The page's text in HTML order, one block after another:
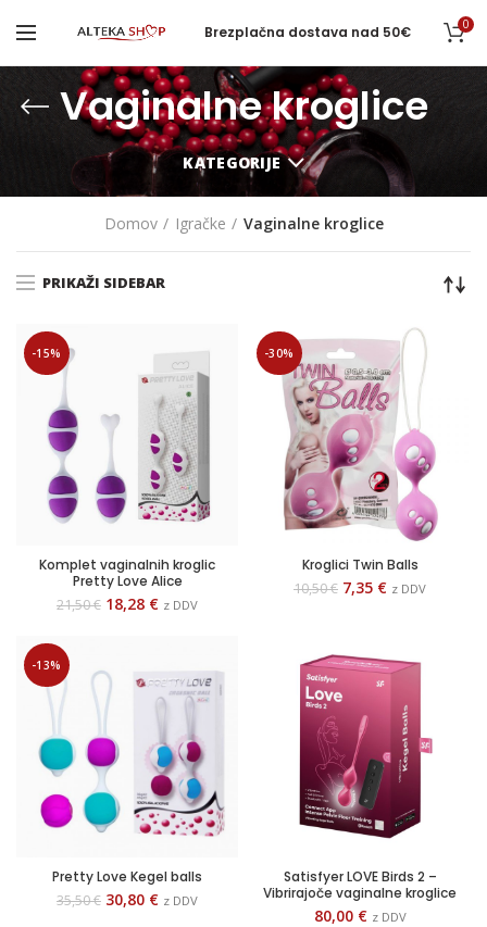
Brezplačna dostava nad 50€ 0
Vaginalne kroglice
KATEGORIJE
Domov Igračke Vaginalne kroglice
PRIKAŽI SIDEBAR
-15%
Komplet vaginalnih kroglic
Pretty Love Alice
21,50€ 18,28 € z DDV
-30%
Kroglici Twin Balls
10,50€ 7,35 € z DDV
-13%
Pretty Love Kegel balls
35,50€ 30,80 € z DDV
Satisfyer LOVE Birds 2 –
Vibrirajoče vaginalne kroglice
80,00 € z DDV